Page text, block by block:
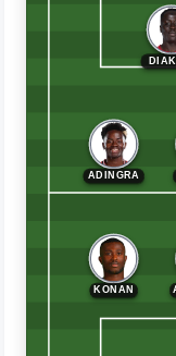
KONAN
ADINGRA